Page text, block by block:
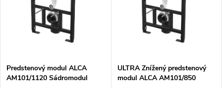
Predstenový modul ALCA
AM101/1120 Sádromodul
ULTRA Znížený predstenový
modul ALCA AM101/850